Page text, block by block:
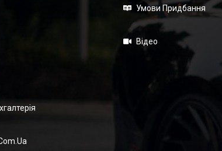
Умови Придбання
Відео